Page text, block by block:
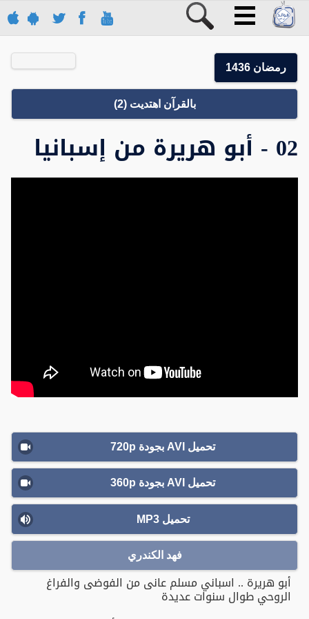
رمضان 1436
بالقرآن اهتديت (2)
02 - أبو هريرة من إسبانيا
تحميل AVI بجودة 720p
تحميل AVI بجودة 360p
تحميل MP3
فهد الكندري
أبو هريرة .. اسباني مسلم عانى من الفوضى والفراغ
الروحي طوال سنوات عديدة